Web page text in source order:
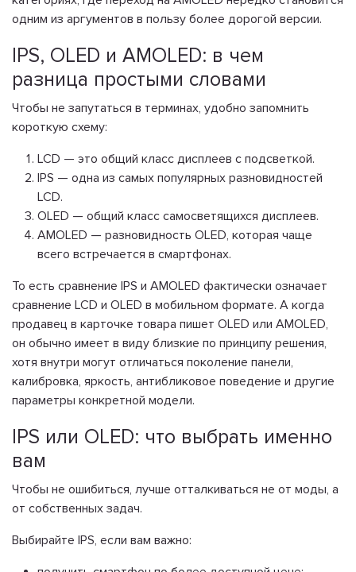
одним из аргументов в пользу более дорогой версии.
IPS, OLED и AMOLED: в чем
разница простыми словами
Чтобы не запутаться в терминах, удобно запомнить
короткую схему:
LCD — это общий класс дисплеев с подсветкой.
IPS — одна из самых популярных разновидностей
LCD.
OLED — общий класс самосветящихся дисплеев.
AMOLED — разновидность OLED, которая чаще
всего встречается в смартфонах.
То есть сравнение IPS и AMOLED фактически означает
сравнение LCD и OLED в мобильном формате. А когда
продавец в карточке товара пишет OLED или AMOLED,
он обычно имеет в виду близкие по принципу решения,
хотя внутри могут отличаться поколение панели,
калибровка, яркость, антибликовое поведение и другие
параметры конкретной модели.
IPS или OLED: что выбрать именно
вам
Чтобы не ошибиться, лучше отталкиваться не от моды, а
от собственных задач.
Выбирайте IPS, если вам важно: